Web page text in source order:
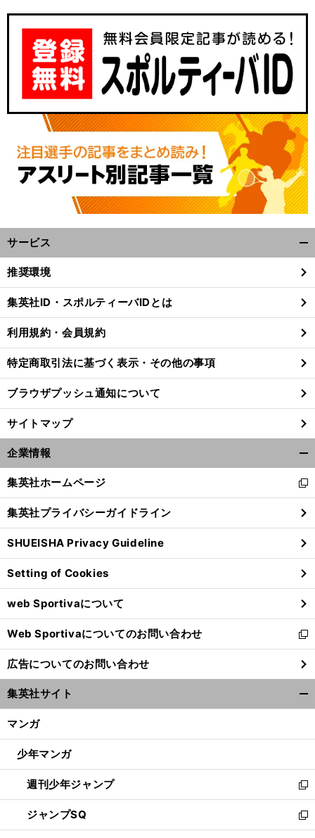
サービス
閉
る
推奨環境
集英社ID・スポルティーバIDとは
利用規約・会員規約
特定商取引法に基づく表示・その他の事項
ブラウザプッシュ通知について
サイトマップ
企業情報
閉
る
集英社ホームページ
新
し
い
ウ
ィ
ン
ド
ウ
で
開
く
集英社プライバシーガイドライン
SHUEISHA Privacy Guideline
Setting of Cookies
web Sportivaについて
Web Sportivaについてのお問い合わせ
新
し
い
ウ
ィ
ン
ウ
開
く
広告についてのお問い合わせ
集英社サイト
マンガ
少年マンガ
週刊少年ジャンプ
新
し
い
ウ
ジャンプSQ
新
し